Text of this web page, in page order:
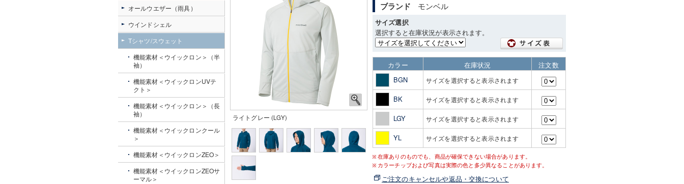
ライトグレー (LGY)
ブランド モンベル
サイズ選択
選択すると在庫状況が表示されます。
カラー 在庫状況
注文数
BGN
サイズを選択すると表示されます
BK サイズを選択すると表示されます
LGY サイズを選択すると表示されます
YL サイズを選択すると表示されます
在庫ありのものでも、商品が確保できない場合があります。
カラーチップおよび写真は実際の色と多少異なることがあります。
ご注文のキャンセルや返品・交換について
オールウエザー（雨具）
ウインドシェル
Tシャツ/スウェット
機能素材＜ウイックロン＞（半
袖）
機能素材＜ウイックロンUVテ
クト＞
機能素材＜ウイックロン＞（長
袖）
機能素材＜ウイックロンクール
＞
機能素材＜ウイックロンZEO＞
機能素材＜ウイックロンZEOサ
ーマル＞